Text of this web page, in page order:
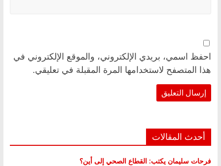
احفظ اسمي، بريدي الإلكتروني، والموقع الإلكتروني في
هذا المتصفح لاستخدامها المرة المقبلة في تعليقي.
أحدث المقالات
فرحات سليمان يكتب: القطاع الصحي إلى أين؟